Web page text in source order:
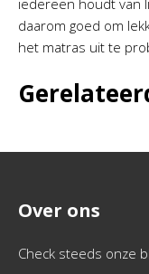
iedereen houdt van
daarom goed om
het matras uit te
Over ons
Check steeds onze